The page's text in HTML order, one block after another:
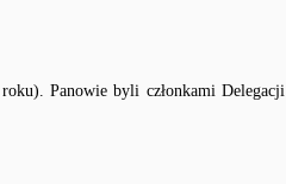
Panowie byli członkami Delegacji